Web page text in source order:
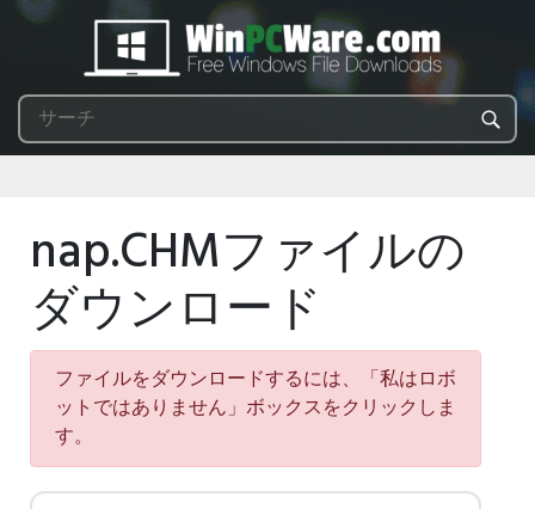
nap.CHMファイルの
ダウンロード
ファイルをダウンロードするには、「私はロボ
ットではありません」ボックスをクリックしま
す。